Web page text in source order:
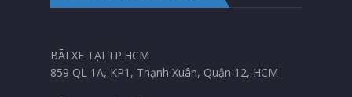
BÃI XE TẠI TP.HCM
859 QL 1A, KP1, Thạnh Xuân, Quận 12, HCM